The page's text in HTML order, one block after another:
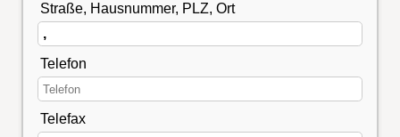
Straße, Hausnummer, PLZ, Ort
Telefon
Telefax